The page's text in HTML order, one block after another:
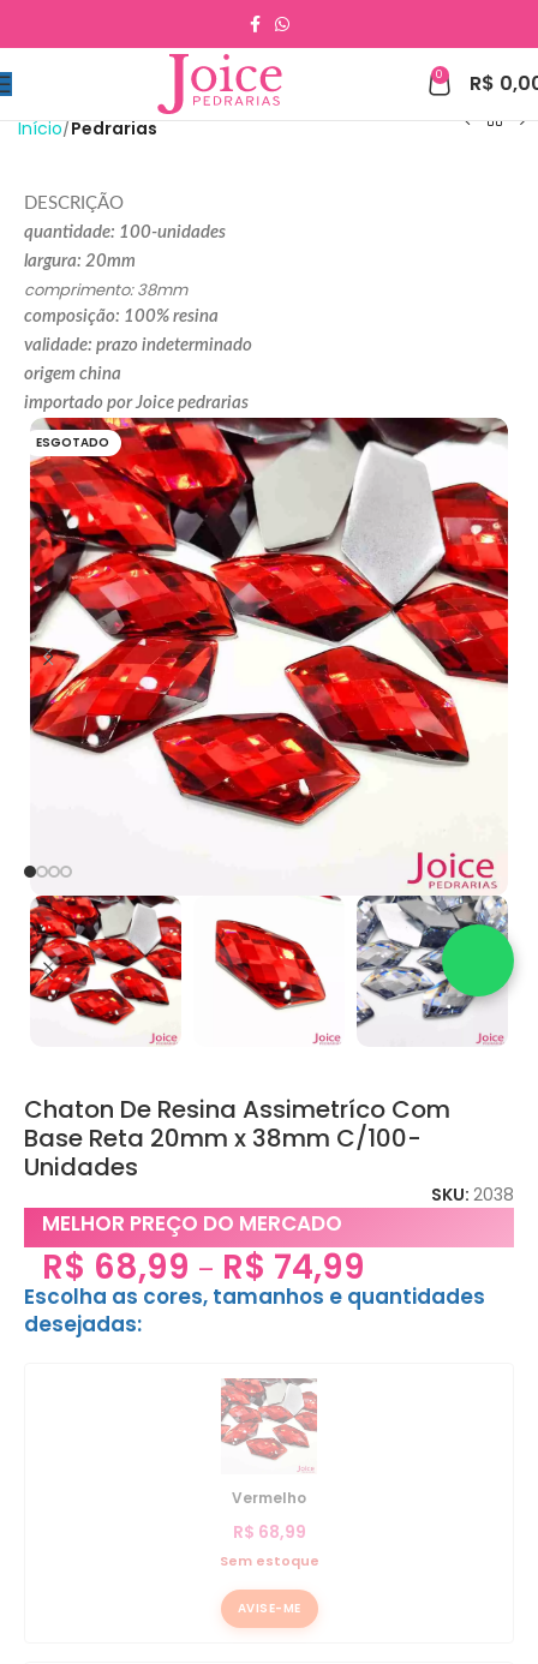
0 R$
Início Pedrarias
ESGOTADO
DESCRIÇÃO
quantidade: 100-unidades
largura: 20mm
comprimento: 38mm
composição: 100% resina
validade: prazo indeterminado
origem china
importado por Joice pedrarias
Chaton De Resina Assimetríco Com
Base Reta 20mm x 38mm C/100-
Unidades
SKU: 2038
MELHOR PREÇO DO MERCADO
R$ 68,99 – R$ 74,99
Escolha as cores, tamanhos e quantidades
desejadas:
Vermelho
R$ 68,99
Sem estoque
AVISE-ME